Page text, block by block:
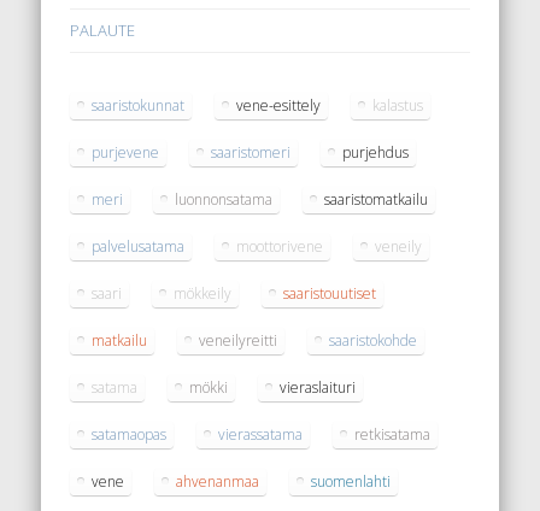
PALAUTE
saaristokunnat vene-esittely kalastus
purjevene saaristomeri purjehdus
meri luonnonsatama saaristomatkailu
palvelusatama moottorivene veneily
saari mökkeily saaristouutiset
matkailu veneilyreitti saaristokohde
satama mökki vieraslaituri
satamaopas vierassatama retkisatama
vene ahvenanmaa suomenlahti